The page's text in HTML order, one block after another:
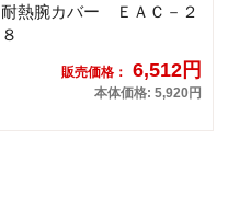
耐熱腕カバー ＥＡＣ－２
８
販売価格： 6,512円
本体価格: 5,920円